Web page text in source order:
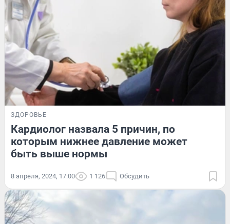
ЗДОРОВЬЕ
Кардиолог назвала 5 причин, по
которым нижнее давление может
быть выше нормы
8 апреля, 2024, 17:00 1 126 Обсудить